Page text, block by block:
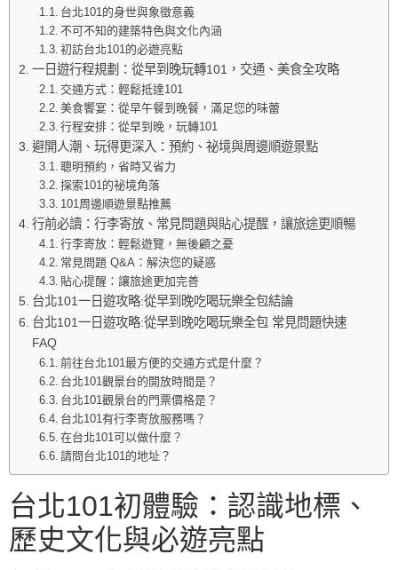
台北101的身世與象徵意義
不可不知的建築特色與文化內涵
初訪台北101的必遊亮點
一日遊行程規劃：從早到晚玩轉101，交通、美食全攻略
交通方式：輕鬆抵達101
美食饗宴：從早午餐到晚餐，滿足您的味蕾
行程安排：從早到晚，玩轉101
避開人潮、玩得更深入：預約、祕境與周邊順遊景點
聰明預約，省時又省力
探索101的祕境角落
101周邊順遊景點推薦
行前必讀：行李寄放、常見問題與貼心提醒，讓旅途更順暢
行李寄放：輕鬆遊覽，無後顧之憂
常見問題 Q&A：解決您的疑惑
貼心提醒：讓旅途更加完善
台北101一日遊攻略:從早到晚吃喝玩樂全包結論
台北101一日遊攻略:從早到晚吃喝玩樂全包 常見問題快速
FAQ
前往台北101最方便的交通方式是什麼？
台北101觀景台的開放時間是？
台北101觀景台的門票價格是？
台北101有行李寄放服務嗎？
在台北101可以做什麼？
請問台北101的地址？
台北101初體驗：認識地標、
歷史文化與必遊亮點